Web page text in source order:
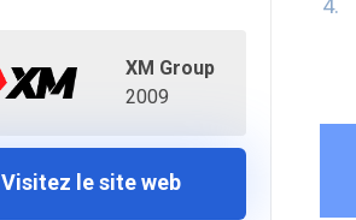
XM Group
2009
Visitez le site web